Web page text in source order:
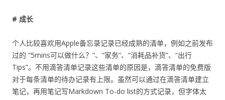
# 成长
个人比较喜欢用Apple备忘录记录已经成熟的清单，例如之前发布
过的 “5mins可以做什么？”、“家务”、“消耗品补货”、“出行
Tips”。不用滴答清单记录这些清单的原因是，滴答清单的免费版
对于每条清单的待办记录有上限。虽然可以通过在滴答清单建立
笔记，再用笔记写Markdown To-do list的方式记录，但字体太